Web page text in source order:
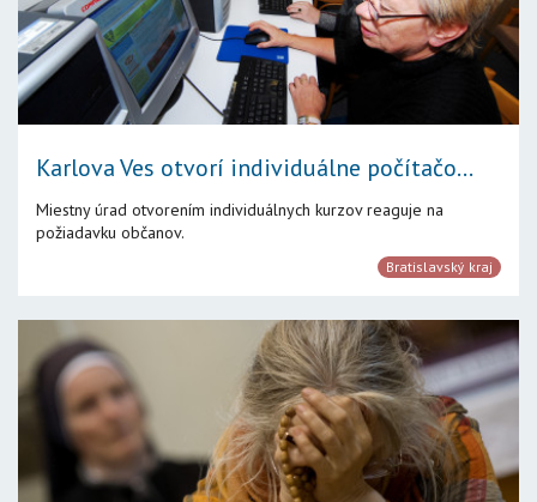
Karlova Ves otvorí individuálne počítačo...
Miestny úrad otvorením individuálnych kurzov reaguje na
požiadavku občanov.
Bratislavský kraj